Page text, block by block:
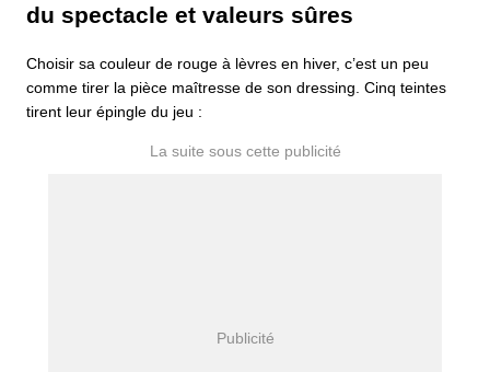
du spectacle et valeurs sûres
Choisir sa couleur de rouge à lèvres en hiver, c’est un peu
comme tirer la pièce maîtresse de son dressing. Cinq teintes
tirent leur épingle du jeu :